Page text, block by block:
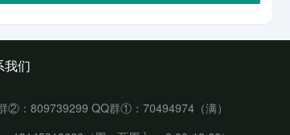
我们
②：809739299 QQ群①：70494974（满）